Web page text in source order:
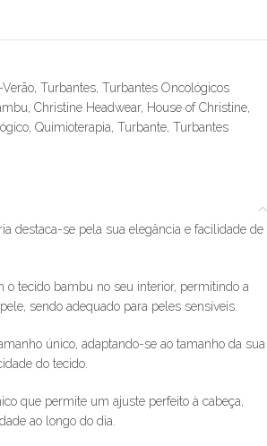
Turbantes Turbantes Oncológicos
Christine Headwear, House of Christine
Quimioterapia Turbante Turbantes
destaca-se pela sua elegância e facilidade de
o tecido bambu no seu interior, permitindo a
sendo adequado para peles sensíveis.
único, adaptando-se ao tamanho da sua
do tecido.
que permite um ajuste perfeito à cabeça,
ao longo do dia.